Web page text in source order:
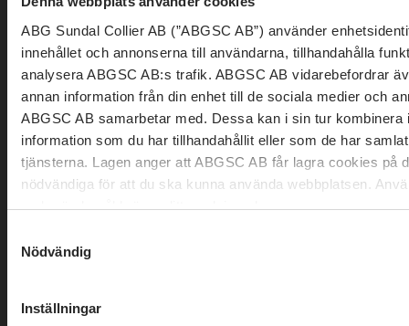
ABG Sundal Collier AB (”ABGSC AB”) använder
innehållet och annonserna till användarna, tillhandahålla
analysera ABGSC AB:s trafik. ABGSC AB vidarebefordrar
annan information från din enhet till de sociala medier och
ABGSC AB samarbetar med. Dessa kan i sin tur kombinera
information som du har tillhandahållit eller som de har
tjänsterna. Lagen anger att ABGSC AB får lagra cookies på
nödvändiga för att du ska kunna använda webbplatsen.
andra ändamål kräver ditt medgivande.
Du kan när som helst ändra eller dra tillbaka ditt samtycke
tilldataprotection@abgsc.com
Nödvändig
Inställningar